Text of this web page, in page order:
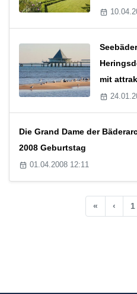
mit
Die Grand Dame der
2008 Geburtstag
01.04.2008 12:11
« ‹ 1